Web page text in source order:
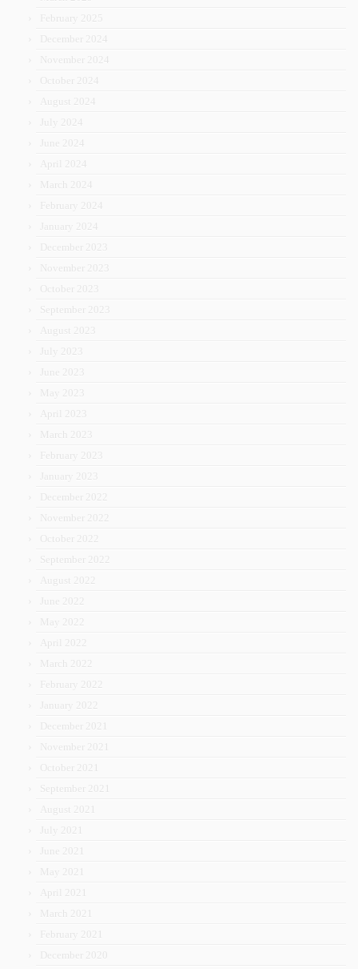
February 2025
December 2024
November 2024
October 2024
August 2024
July 2024
June 2024
April 2024
March 2024
February 2024
January 2024
December 2023
November 2023
October 2023
September 2023
August 2023
July 2023
June 2023
May 2023
April 2023
March 2023
February 2023
January 2023
December 2022
November 2022
October 2022
September 2022
August 2022
June 2022
May 2022
April 2022
March 2022
February 2022
January 2022
December 2021
November 2021
October 2021
September 2021
August 2021
July 2021
June 2021
May 2021
April 2021
March 2021
February 2021
December 2020